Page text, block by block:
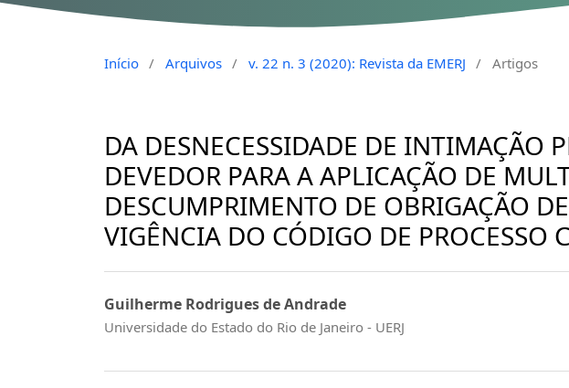
Início / Arquivos / v. 22 n. 3 (2020): Revista da EMERJ / Artigos
DA DESNECESSIDADE DE INTIMAÇÃO
DEVEDOR PARA A APLICAÇÃO DE
DESCUMPRIMENTO DE OBRIGAÇÃO
VIGÊNCIA DO CÓDIGO DE PROCESSO
Guilherme Rodrigues de Andrade
Universidade do Estado do Rio de Janeiro - UERJ